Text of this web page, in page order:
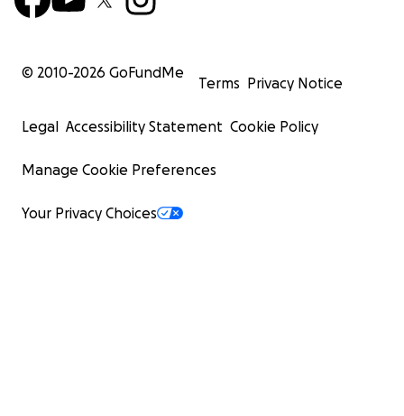
© 2010-2026 GoFundMe
Terms Privacy Notice
Legal Accessibility Statement Cookie Policy
Manage Cookie Preferences
Your Privacy Choices